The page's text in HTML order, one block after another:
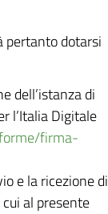
pertanto dotarsi
dell’istanza di
l’Italia Digitale
firma-
e la ricezione di
al presente